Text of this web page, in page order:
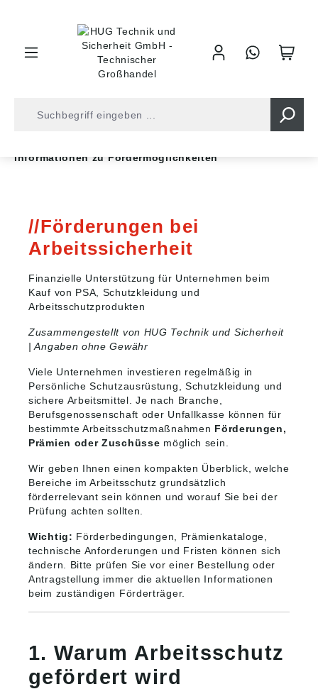
Informationen zu Fördermöglichkeiten
Förderungen bei
Arbeitssicherheit
Finanzielle Unterstützung für Unternehmen beim
Kauf von PSA, Schutzkleidung und
Arbeitsschutzprodukten
Zusammengestellt von HUG Technik und Sicherheit
| Angaben ohne Gewähr
Viele Unternehmen investieren regelmäßig in
Persönliche Schutzausrüstung, Schutzkleidung und
sichere Arbeitsmittel. Je nach Branche,
Berufsgenossenschaft oder Unfallkasse können für
bestimmte Arbeitsschutzmaßnahmen Förderungen,
Prämien oder Zuschüsse möglich sein.
Wir geben Ihnen einen kompakten Überblick, welche
Bereiche im Arbeitsschutz grundsätzlich
förderrelevant sein können und worauf Sie bei der
Prüfung achten sollten.
Wichtig: Förderbedingungen, Prämienkataloge,
technische Anforderungen und Fristen können sich
ändern. Bitte prüfen Sie vor einer Bestellung oder
Antragstellung immer die aktuellen Informationen
beim zuständigen Förderträger.
1. Warum Arbeitsschutz
gefördert wird